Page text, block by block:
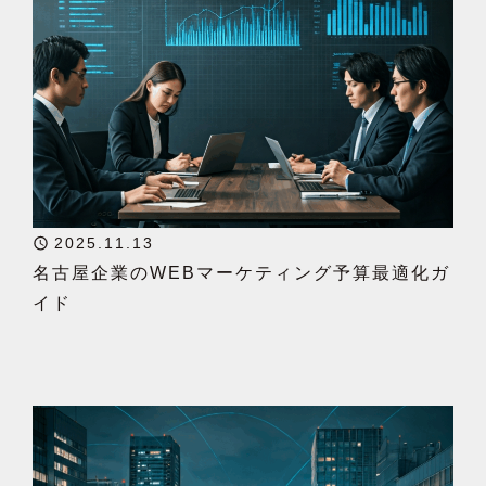
2025.11.13
名古屋企業のWEBマーケティング予算最適化ガ
イド